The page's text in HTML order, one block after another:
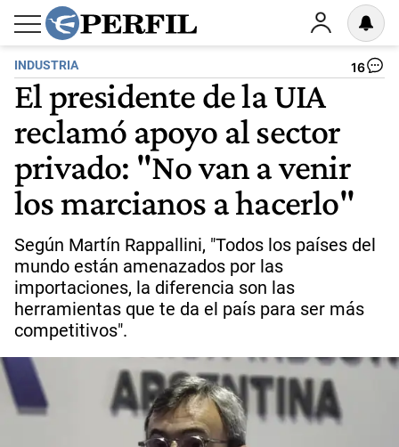
INDUSTRIA 16
El presidente de la UIA
reclamó apoyo al sector
privado: "No van a venir
los marcianos a hacerlo"
Según Martín Rappallini, "Todos los países del
mundo están amenazados por las
importaciones, la diferencia son las
herramientas que te da el país para ser más
competitivos".